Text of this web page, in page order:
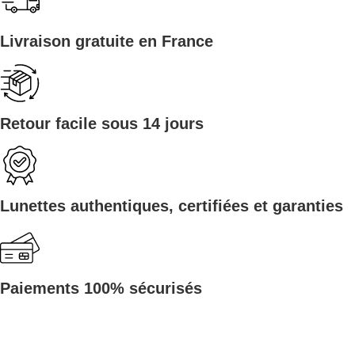
Livraison gratuite en France
Retour facile sous 14 jours
Lunettes authentiques, certifiées et garanties
Paiements 100% sécurisés